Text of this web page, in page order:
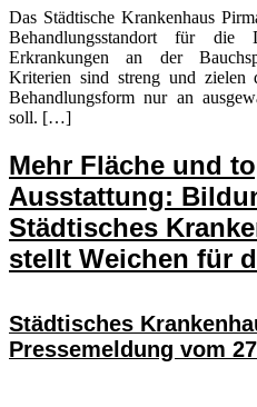
Das Städtische Krankenhaus
Behandlungsstandort für die
Erkrankungen an der
Kriterien sind streng und zielen
Behandlungsform nur an
soll. […]
Mehr Fläche und
Ausstattung:
Städtisches
stellt Weichen für
Städtisches
Pressemeldung vom